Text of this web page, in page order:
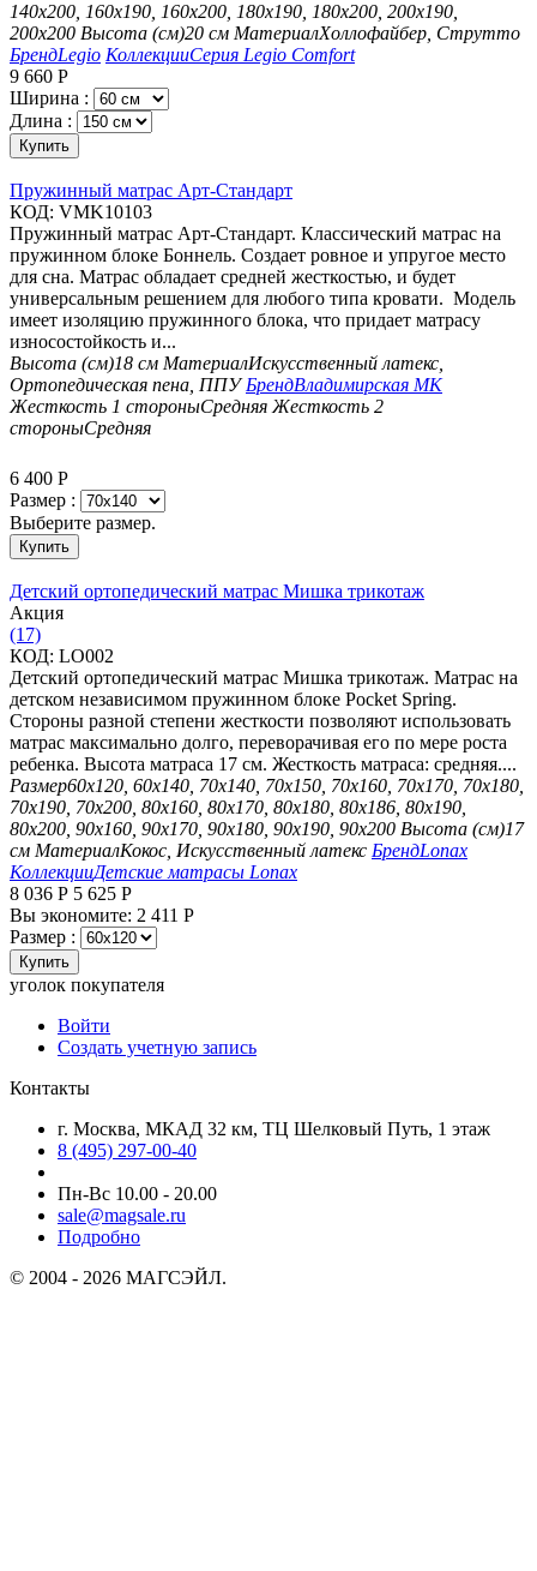
140х200, 160х190, 160х200, 180х190, 180х200, 200х190,
200х200 Высота (см)20 см МатериалХоллофайбер, Струтто
БрендLegio КоллекцииСерия Legio Comfort
9 660 Р
Ширина :
Длина :
Купить
Пружинный матрас Арт-Стандарт
КОД: VMK10103
Пружинный матрас Арт-Стандарт. Классический матрас на
пружинном блоке Боннель. Создает ровное и упругое место
для сна. Матрас обладает средней жесткостью, и будет
универсальным решением для любого типа кровати. Модель
имеет изоляцию пружинного блока, что придает матрасу
износостойкость и...
Высота (см)18 см МатериалИскусственный латекс,
Ортопедическая пена, ППУ БрендВладимирская МК
Жесткость 1 стороныСредняя Жесткость 2
стороныСредняя
6 400 Р
Размер :
Выберите размер.
Купить
Детский ортопедический матрас Мишка трикотаж
Aкция
(17)
КОД: LO002
Детский ортопедический матрас Мишка трикотаж. Матрас на
детском независимом пружинном блоке Pocket Spring.
Стороны разной степени жесткости позволяют использовать
матрас максимально долго, переворачивая его по мере роста
ребенка. Высота матраса 17 см. Жесткость матраса: средняя....
Размер60х120, 60х140, 70х140, 70х150, 70х160, 70х170, 70х180,
70х190, 70х200, 80х160, 80х170, 80х180, 80х186, 80х190,
80х200, 90х160, 90х170, 90х180, 90х190, 90х200 Высота (см)17
см МатериалКокос, Искусственный латекс БрендLonax
КоллекцииДетские матрасы Lonax
8 036 Р 5 625 Р
Вы экономите: 2 411 Р
Размер :
Купить
уголок покупателя
Войти
Создать учетную запись
Контакты
г. Москва, МКАД 32 км, ТЦ Шелковый Путь, 1 этаж
8 (495) 297-00-40
Пн-Вс 10.00 - 20.00
sale@magsale.ru
Подробно
© 2004 - 2026 МАГСЭЙЛ.